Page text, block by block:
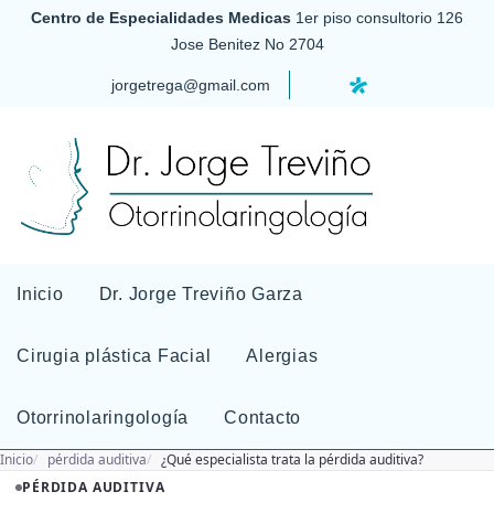
Centro de Especialidades Medicas 1er piso consultorio 126
Jose Benitez No 2704
jorgetrega@gmail.com
Inicio Dr. Jorge Treviño Garza
Cirugia plástica Facial Alergias
Otorrinolaringología Contacto
Inicio pérdida auditiva
¿Qué especialista trata la pérdida auditiva?
PÉRDIDA AUDITIVA